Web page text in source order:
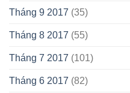
Tháng 9 2017 (35)
Tháng 8 2017 (55)
Tháng 7 2017 (101)
Tháng 6 2017 (82)